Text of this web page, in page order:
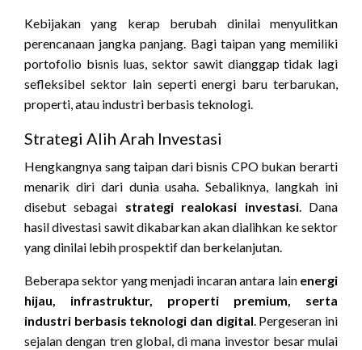
Kebijakan yang kerap berubah dinilai menyulitkan
perencanaan jangka panjang. Bagi taipan yang memiliki
portofolio bisnis luas, sektor sawit dianggap tidak lagi
sefleksibel sektor lain seperti energi baru terbarukan,
properti, atau industri berbasis teknologi.
Strategi Alih Arah Investasi
Hengkangnya sang taipan dari bisnis CPO bukan berarti
menarik diri dari dunia usaha. Sebaliknya, langkah ini
disebut sebagai strategi realokasi investasi. Dana
hasil divestasi sawit dikabarkan akan dialihkan ke sektor
yang dinilai lebih prospektif dan berkelanjutan.
Beberapa sektor yang menjadi incaran antara lain energi
hijau, infrastruktur, properti premium, serta
industri berbasis teknologi dan digital. Pergeseran ini
sejalan dengan tren global, di mana investor besar mulai